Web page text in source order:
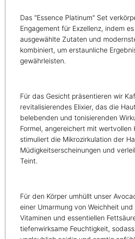
Das "Essence Platinum" Set
Engagement für Exzellenz, indem
ausgewählte Zutaten und
kombiniert, um erstaunliche
gewährleisten.
Für das Gesicht präsentieren wir
revitalisierendes Elixier, das die
belebenden und tonisierenden
Formel, angereichert mit wertvollen
stimuliert die Mikrozirkulation der
Müdigkeitserscheinungen und
Teint.
Für den Körper umhüllt unser
einer Umarmung von Weichheit
Vitaminen und essentiellen
tiefenwirksame Feuchtigkeit,